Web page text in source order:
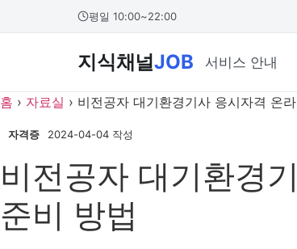
너
본문 바로가기 평일 10:00~22:00
지식채널JOB 서비스 안내
홈 › 자료실 › 비전공자 대기환경기사 응시자격 온
자격증 2024-04-04 작성
비전공자 대기환경
준비 방법